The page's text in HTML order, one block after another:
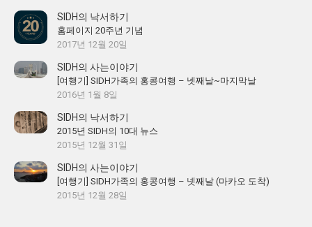
SIDH의 낙서하기
홈페이지 20주년 기념
2017년 12월 20일
SIDH의 사는이야기
[여행기] SIDH가족의 홍콩여행 – 넷째날~마지막날
2016년 1월 8일
SIDH의 낙서하기
2015년 SIDH의 10대 뉴스
2015년 12월 31일
SIDH의 사는이야기
[여행기] SIDH가족의 홍콩여행 – 넷째날 (마카오 도착)
2015년 12월 28일